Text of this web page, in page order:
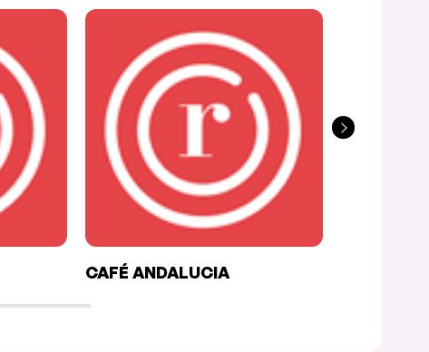
CAFÉ ANDALUCIA